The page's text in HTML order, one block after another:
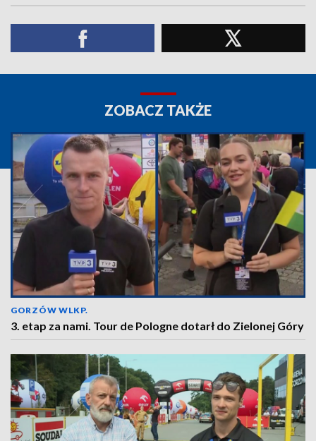
ZOBACZ TAKŻE
GORZÓW WLKP.
3. etap za nami. Tour de Pologne dotarł do Zielonej Góry